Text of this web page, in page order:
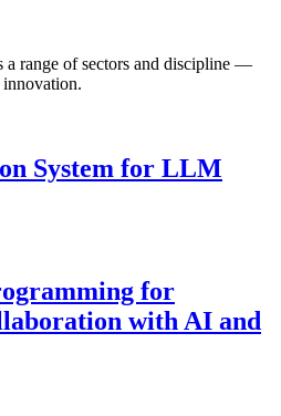
a range of sectors and discipline —
System for LLM
for
with AI and